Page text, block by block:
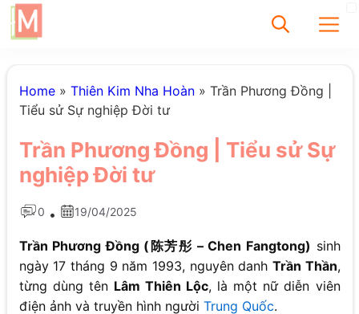
Home» Thiên Kim Nha Hoàn» Trần Phương Đồng |
Tiểu sử Sự nghiệp Đời tư
Trần Phương Đồng | Tiểu sử Sự
nghiệp Đời tư
0 • 19/04/2025
Trần Phương Đồng (陈芳彤 – Chen Fangtong) sinh
ngày 17 tháng 9 năm 1993, nguyên danh Trần Thần,
từng dùng tên Lâm Thiên Lộc, là một nữ diễn viên
điện ảnh và truyền hình người Trung Quốc.